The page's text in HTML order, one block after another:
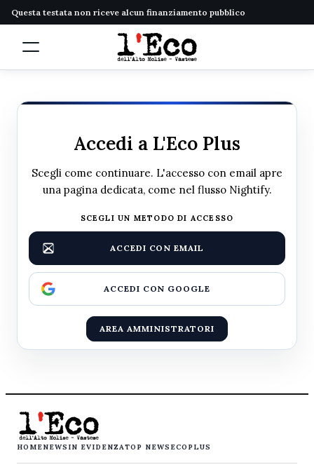
Questa testata non riceve alcun finanziamento pubblico
Accedi a L'Eco Plus
Scegli come continuare. L'accesso con email apre
una pagina dedicata, come nel flusso Nightify.
SCEGLI UN METODO DI ACCESSO
ACCEDI CON EMAIL
ACCEDI CON GOOGLE
AREA AMMINISTRATORI
HOMENEWS IN EVIDENZATOP NEWS ECOPLUS